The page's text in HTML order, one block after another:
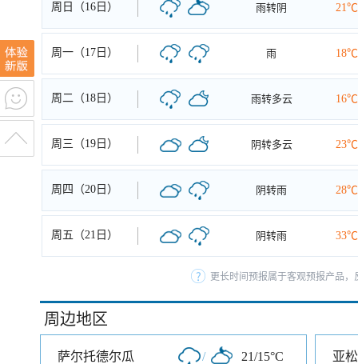
周日（16日） 雨转阴 21℃
周一（17日） 雨 18℃
周二（18日） 雨转多云 16℃
周三（19日） 阴转多云 23℃
周四（20日） 阴转雨 28℃
周五（21日） 阴转雨 33℃
更长时间预报属于客观预报产品
周边地区
萨尔托德尔瓜 / 21/15°C 亚